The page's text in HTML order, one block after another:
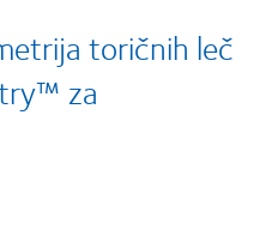
toričnih leč
za